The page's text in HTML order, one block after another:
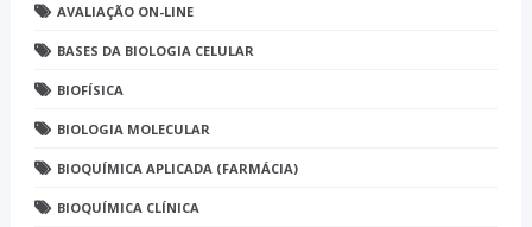
AVALIAÇÃO ON-LINE
BASES DA BIOLOGIA CELULAR
BIOFÍSICA
BIOLOGIA MOLECULAR
BIOQUÍMICA APLICADA (FARMÁCIA)
BIOQUÍMICA CLÍNICA